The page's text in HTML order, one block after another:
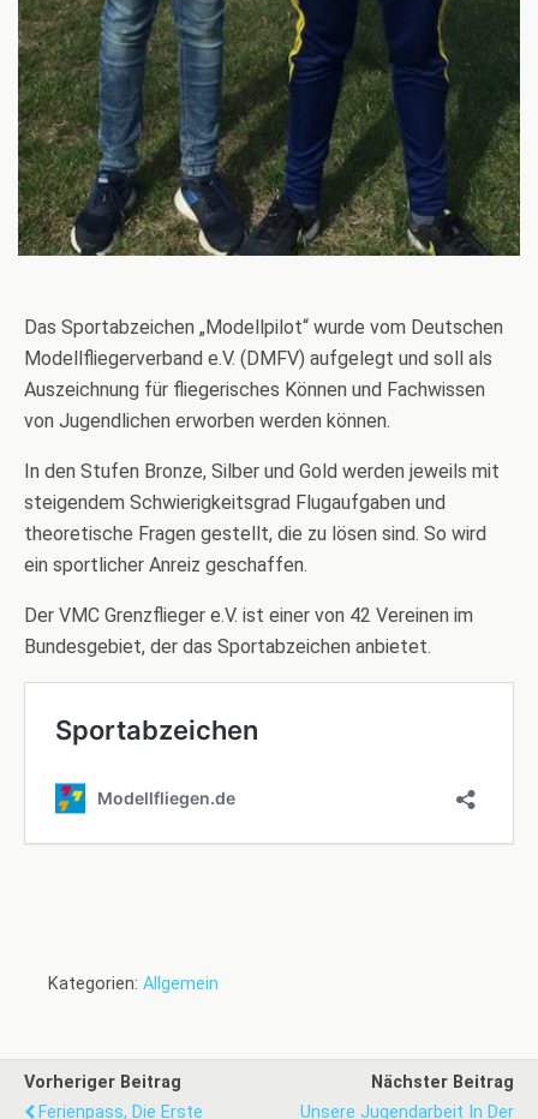
Das Sportabzeichen „Modellpilot“ wurde vom Deutschen
Modellfliegerverband e.V. (DMFV) aufgelegt und soll als
Auszeichnung für fliegerisches Können und Fachwissen
von Jugendlichen erworben werden können.
In den Stufen Bronze, Silber und Gold werden jeweils mit
steigendem Schwierigkeitsgrad Flugaufgaben und
theoretische Fragen gestellt, die zu lösen sind. So wird
ein sportlicher Anreiz geschaffen.
Der VMC Grenzflieger e.V. ist einer von 42 Vereinen im
Bundesgebiet, der das Sportabzeichen anbietet.
Kategorien: Allgemein
Vorheriger Beitrag
Ferienpass, Die Erste
Nächster Beitrag
Unsere Jugendarbeit In Der